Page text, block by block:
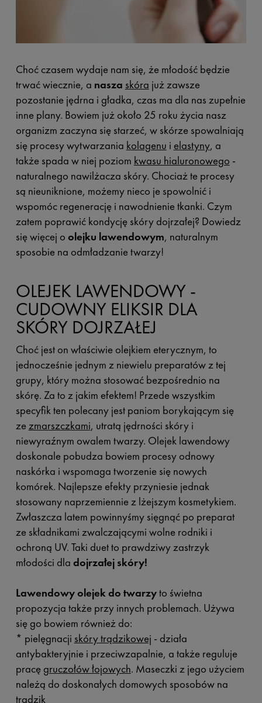
Choć czasem wydaje nam się, że młodość będzie
trwać wiecznie, a nasza skóra już zawsze
pozostanie jędrna i gładka, czas ma dla nas zupełnie
inne plany. Bowiem już około 25 roku życia nasz
organizm zaczyna się starzeć, w skórze spowalniają
się procesy wytwarzania kolagenu i elastyny, a
także spada w niej poziom kwasu hialuronowego -
naturalnego nawilżacza skóry. Chociaż te procesy
są nieuniknione, możemy nieco je spowolnić i
wspomóc regenerację i nawodnienie tkanki. Czym
zatem poprawić kondycję skóry dojrzałej? Dowiedz
się więcej o olejku lawendowym, naturalnym
sposobie na odmładzanie twarzy!
OLEJEK LAWENDOWY -
CUDOWNY ELIKSIR DLA
SKÓRY DOJRZAŁEJ
Choć jest on właściwie olejkiem eterycznym, to
jednocześnie jednym z niewielu preparatów z tej
grupy, który można stosować bezpośrednio na
skórę. Za to z jakim efektem! Przede wszystkim
specyfik ten polecany jest paniom borykającym się
zezmarszczkami, utratą jędrności skóry i
niewyraźnym owalem twarzy. Olejek lawendowy
doskonale pobudza bowiem procesy odnowy
naskórka i wspomaga tworzenie się nowych
komórek. Najlepsze efekty przyniesie jednak
stosowany naprzemiennie z lżejszym kosmetykiem.
Zwłaszcza latem powinnyśmy sięgnąć po preparat
ze składnikami zwalczającymi wolne rodniki i
ochroną UV. Taki duet to prawdziwy zastrzyk
młodości dla dojrzałej skóry!
Lawendowy olejek do twarzyto świetna
propozycja także przy innych problemach. Używa
się go bowiem również do:
* pielęgnacji skóry trądzikowej - działa
antybakteryjnie i przeciwzapalnie, a także reguluje
pracę gruczołów łojowych. Maseczki z jego użyciem
należą do doskonałych domowych sposobów na
trądzik